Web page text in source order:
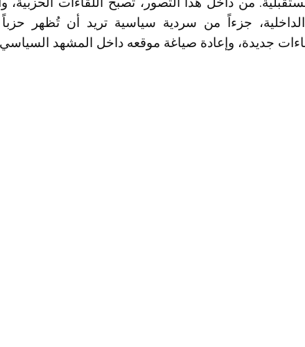
جزءاً من سردية سياسية تريد أن تُظهر
جديدة، وإعادة صياغة موقعه داخل المشهد